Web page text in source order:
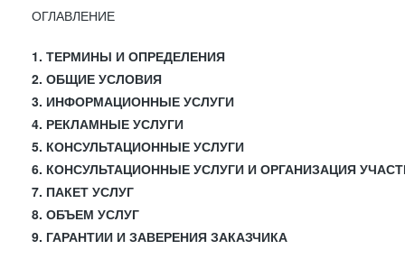
ОГЛАВЛЕНИЕ
1. ТЕРМИНЫ И ОПРЕДЕЛЕНИЯ
2. ОБЩИЕ УСЛОВИЯ
3. ИНФОРМАЦИОННЫЕ УСЛУГИ
4. РЕКЛАМНЫЕ УСЛУГИ
5. КОНСУЛЬТАЦИОННЫЕ УСЛУГИ
6. КОНСУЛЬТАЦИОННЫЕ УСЛУГИ И ОРГАНИЗАЦИЯ
7. ПАКЕТ УСЛУГ
8. ОБЪЕМ УСЛУГ
9. ГАРАНТИИ И ЗАВЕРЕНИЯ ЗАКАЗЧИКА